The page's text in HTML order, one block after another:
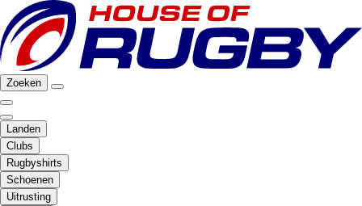
Zoeken
Landen
Clubs
Rugbyshirts
Schoenen
Uitrusting